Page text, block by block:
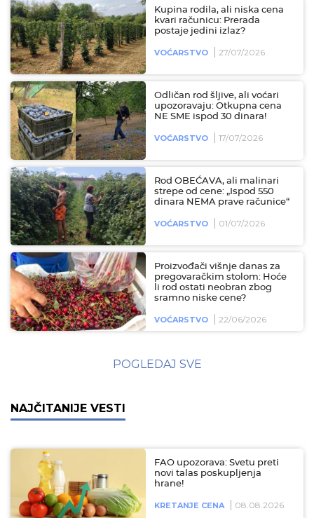
Kupina rodila, ali niska cena
kvari računicu: Prerada
postaje jedini izlaz?
VOĆARSTVO 27/07/2026
Odličan rod šljive, ali voćari
upozoravaju: Otkupna cena
NE SME ispod 30 dinara!
VOĆARSTVO 17/07/2026
Rod OBEĆAVA, ali malinari
strepe od cene: „Ispod 550
dinara NEMA prave računice“
VOĆARSTVO 01/07/2026
Proizvođači višnje danas za
pregovaračkim stolom: Hoće
li rod ostati neobran zbog
sramno niske cene?
VOĆARSTVO 22/06/2026
POGLEDAJ SVE
NAJČITANIJE VESTI
FAO upozorava: Svetu preti
novi talas poskupljenja
hrane!
KRETANJE CENA 08.08.2026